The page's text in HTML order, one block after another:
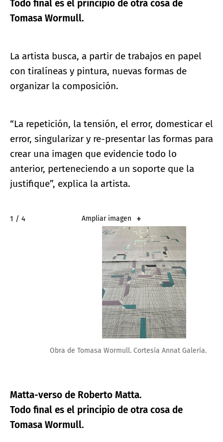
Todo final es el principio de otra cosa de
Tomasa Wormull.
La artista busca, a partir de trabajos en papel
con tiralíneas y pintura, nuevas formas de
organizar la composición.
“La repetición, la tensión, el error, domesticar el
error, singularizar y re-presentar las formas para
crear una imagen que evidencie todo lo
anterior, perteneciendo a un soporte que la
justifique”, explica la artista.
2 / 4 Ampliar imagen
Obra de Tomasa Wormull. Cortesía Annat Galería.
Matta-verso de Roberto Matta.
Todo final es el principio de otra cosa de
Tomasa Wormull.